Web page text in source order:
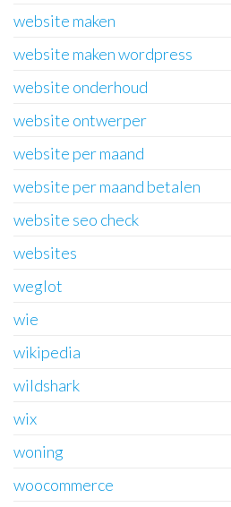
website maken
website maken wordpress
website onderhoud
website ontwerper
website per maand
website per maand betalen
website seo check
websites
weglot
wie
wikipedia
wildshark
wix
woning
woocommerce